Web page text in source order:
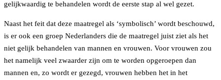
gelijkwaardig te behandelen wordt de eerste stap al wel gezet.
Naast het feit dat deze maatregel als ‘symbolisch’ wordt beschouwd,
is er ook een groep Nederlanders die de maatregel juist ziet als het
niet gelijk behandelen van mannen en vrouwen. Voor vrouwen zou
het namelijk veel zwaarder zijn om te worden opgeroepen dan
mannen en, zo wordt er gezegd, vrouwen hebben het in het